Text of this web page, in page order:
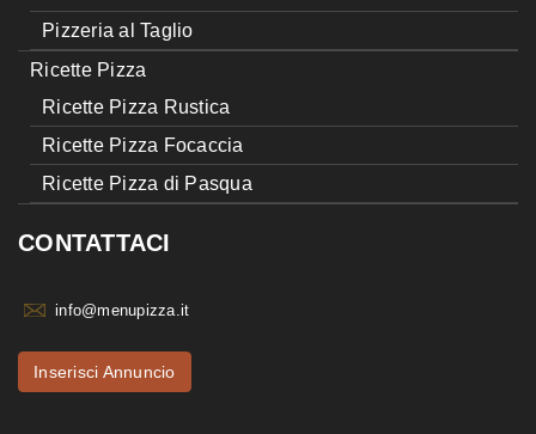
Pizzeria al Taglio
Ricette Pizza
Ricette Pizza Rustica
Ricette Pizza Focaccia
Ricette Pizza di Pasqua
CONTATTACI
info@menupizza.it
Inserisci Annuncio